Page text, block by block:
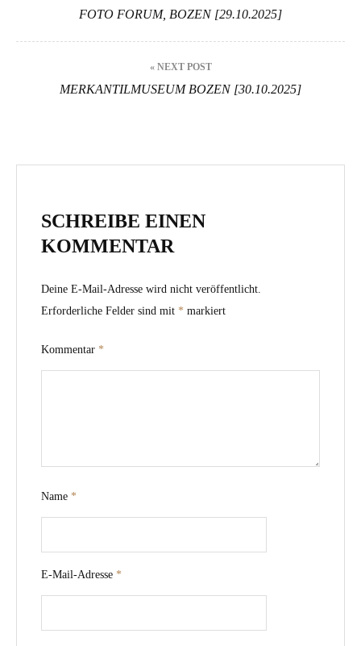
FOTO FORUM, BOZEN [29.10.2025]
« NEXT POST
MERKANTILMUSEUM BOZEN [30.10.2025]
SCHREIBE EINEN
KOMMENTAR
Deine E-Mail-Adresse wird nicht veröffentlicht.
Erforderliche Felder sind mit * markiert
Kommentar *
Name *
E-Mail-Adresse *